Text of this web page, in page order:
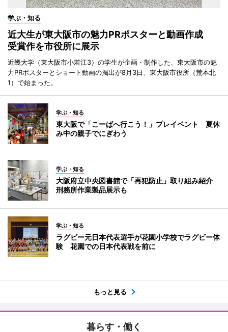
学ぶ・知る
近大生が東大阪市の魅力PRポスターと動画作成
受賞作を市役所に展示
近畿大学（東大阪市小若江3）の学生が企画・制作した、東大阪市の魅
力PRポスターとショート動画の掲出が8月3日、東大阪市役所（荒本北
1）で始まった。
学ぶ・知る
東大阪で「こーばへ行こう！」プレイベント 夏休
み中の親子でにぎわう
学ぶ・知る
大阪府立中央図書館で「再犯防止」取り組み紹介
刑務所作業製品展示も
学ぶ・知る
ラグビー元日本代表選手が花園小学校でラグビー体
験 花園での日本代表戦を前に
もっと見る
暮らす・働く